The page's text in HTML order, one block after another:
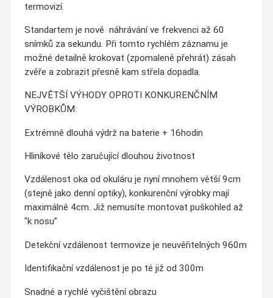
termovizí.
Standartem je nově náhrávání ve frekvenci až 60
snímků za sekundu. Při tomto rychlém záznamu je
možné detailně krokovat (zpomaleně přehrát) zásah
zvěře a zobrazit přesně kam střela dopadla.
NEJVĚTŠÍ VÝHODY OPROTI KONKURENČNÍM
VÝROBKŮM:
Extrémně dlouhá výdrž na baterie + 16hodin
Hliníkové tělo zaručující dlouhou životnost
Vzdálenost oka od okuláru je nyní mnohem větší 9cm
(stejně jako denní optiky), konkurenční výrobky mají
maximálně 4cm. Již nemusíte montovat puškohled až
"k nosu”
Detekční vzdálenost termovize je neuvěřitelných 960m
Identifikační vzdálenost je po té již od 300m
Snadné a rychlé vyčištění obrazu